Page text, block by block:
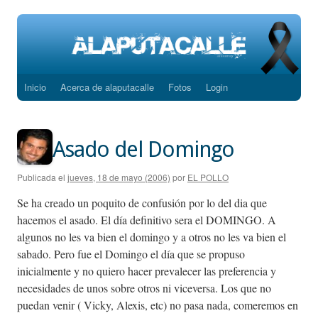
Saltar
contenido
Inicio Acerca de alaputacalle Fotos Login
Asado del Domingo
Publicada el jueves, 18 de mayo (2006) por EL POLLO
Se ha creado un poquito de confusión por lo del dia que
hacemos el asado. El día definitivo sera el DOMINGO. A
algunos no les va bien el domingo y a otros no les va bien el
sabado. Pero fue el Domingo el día que se propuso
inicialmente y no quiero hacer prevalecer las preferencia y
necesidades de unos sobre otros ni viceversa. Los que no
puedan venir ( Vicky, Alexis, etc) no pasa nada, comeremos en